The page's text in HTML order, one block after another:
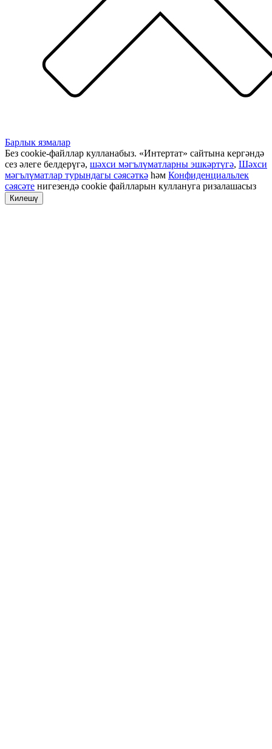
Барлык язмалар
Без cookie-файллар кулланабыз. «Интертат» сайтына кергәндә
сез әлеге белдерүгә, шәхси мәгълүматларны эшкәртүгә, Шәхси
мәгълүматлар турындагы сәясәткә һәм Конфиденциальлек
сәясәте нигезендә cookie файлларын куллануга ризалашасыз
Килешү